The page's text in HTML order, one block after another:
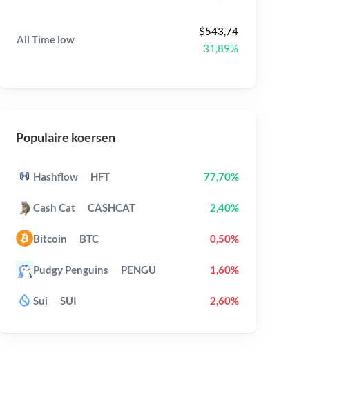
All Time low
$543,74
31,89%
Populaire koersen
Hashflow HFT 77,70%
Cash Cat CASHCAT 2,40%
Bitcoin BTC 0,50%
Pudgy Penguins PENGU 1,60%
Sui SUI 2,60%